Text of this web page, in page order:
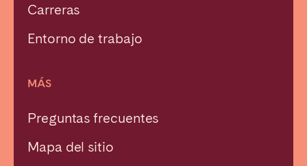
Carreras
Entorno de trabajo
MÁS
Preguntas frecuentes
Mapa del sitio